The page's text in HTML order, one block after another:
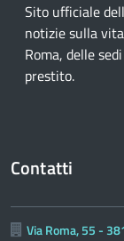
Sito ufficiale
notizie sulla
Roma, delle
prestito.
Contatti
Via Roma, 55 -